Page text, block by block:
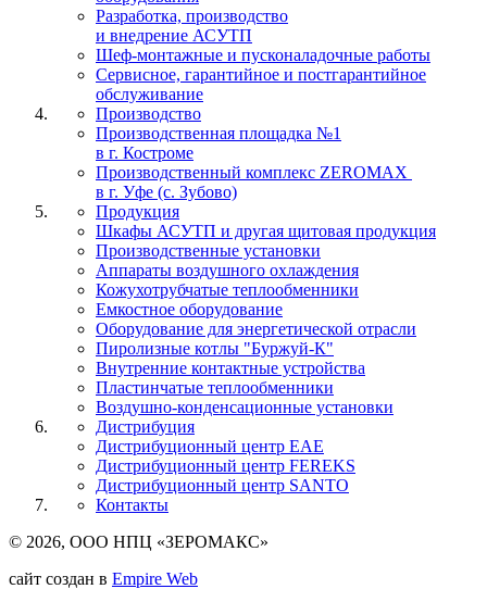
Разработка, производство
и внедрение АСУТП
Шеф-монтажные и пусконаладочные работы
Сервисное, гарантийное и постгарантийное
обслуживание
Производство
Производственная площадка №1
в г. Костроме
Производственный комплекс ZEROMAX
в г. Уфе (с. Зубово)
Продукция
Шкафы АСУТП и другая щитовая продукция
Производственные установки
Аппараты воздушного охлаждения
Кожухотрубчатые теплообменники
Емкостное оборудование
Оборудование для энергетической отрасли
Пиролизные котлы "Буржуй-К"
Внутренние контактные устройства
Пластинчатые теплообменники
Воздушно-конденсационные установки
Дистрибуция
Дистрибуционный центр EAE
Дистрибуционный центр FEREKS
Дистрибуционный центр SANTO
Контакты
© 2026, ООО НПЦ «ЗЕРОМАКС»
сайт создан в Empire Web